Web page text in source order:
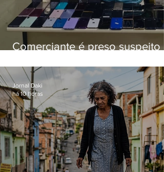
Comerciante é preso suspeito
loja
Jornal Daki
há 10 horas